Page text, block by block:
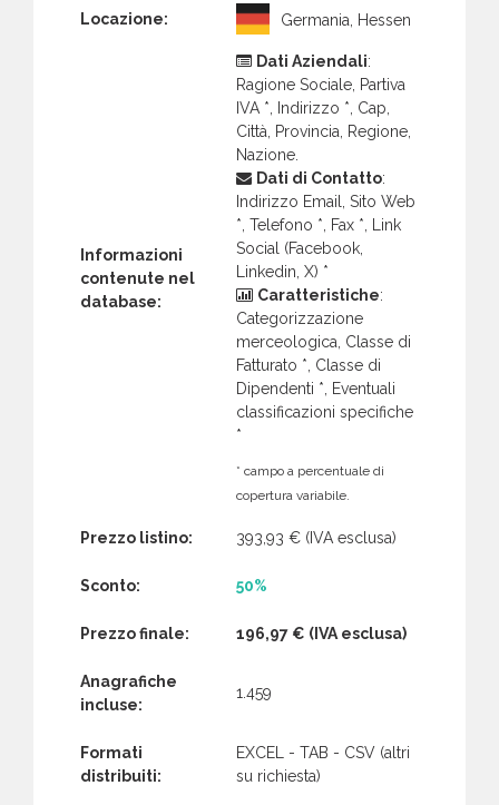
Locazione: Germania, Hessen
Informazioni
contenute nel
database:
Dati Aziendali:
Ragione Sociale, Partiva
IVA *, Indirizzo *, Cap,
Città, Provincia, Regione,
Nazione.
Dati di Contatto:
Indirizzo Email, Sito Web
*, Telefono *, Fax *, Link
Social (Facebook,
Linkedin, X) *
Caratteristiche:
Categorizzazione
merceologica, Classe di
Fatturato *, Classe di
Dipendenti *, Eventuali
classificazioni specifiche
*
* campo a percentuale di
copertura variabile.
Prezzo listino: 393,93 € (IVA esclusa)
Sconto: 50%
Prezzo finale: 196,97 € (IVA esclusa)
Anagrafiche
incluse:
1.459
Formati
distribuiti:
EXCEL - TAB - CSV (altri
su richiesta)